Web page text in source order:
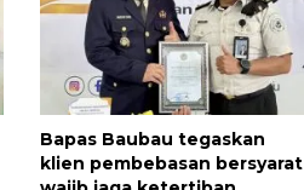
Bapas Baubau tegaskan
klien pembebasan bersyarat